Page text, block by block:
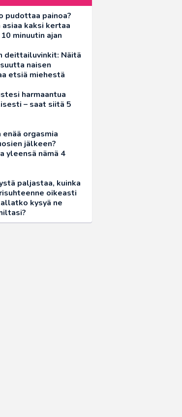
pudottaa painoa?
kaksi kertaa
minuutin ajan
deittailuvinkit: Näitä
naisen
etsiä miehestä
harmaantua
– saat siitä 5
enää orgasmia
jälkeen?
yleensä nämä 4
paljastaa, kuinka
oikeasti
kysyä ne